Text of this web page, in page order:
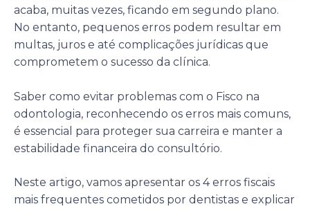
acaba, muitas vezes, ficando em segundo plano.
No entanto, pequenos erros podem resultar em
multas, juros e até complicações jurídicas que
comprometem o sucesso da clínica.
Saber como evitar problemas com o Fisco na
odontologia, reconhecendo os erros mais comuns,
é essencial para proteger sua carreira e manter a
estabilidade financeira do consultório.
Neste artigo, vamos apresentar os 4 erros fiscais
mais frequentes cometidos por dentistas e explicar